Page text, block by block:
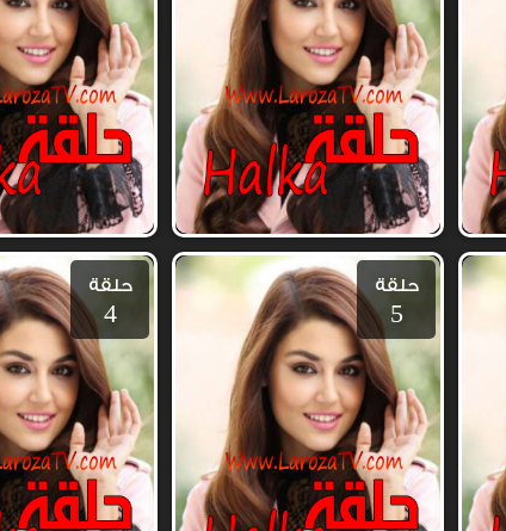
حلقة
5
حلقة
4